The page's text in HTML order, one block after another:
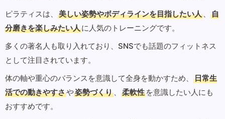
ピラティスは、 美しい姿勢やボディラインを目指したい人 、
自
分磨きを楽しみたい人に人気のトレーニングです。
多くの著名人も取り入れており、SNSでも話題のフィットネス
として注目されています。
体の軸や重心のバランスを意識して全身を動かすため、
日常生
活での動きやすさや姿勢づくり 、 柔軟性 を意識したい人にも
おすすめです。